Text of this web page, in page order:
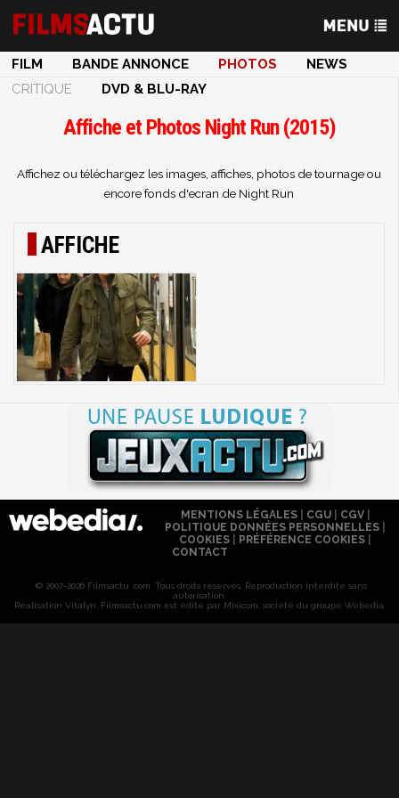
FILM BANDE ANNONCE PHOTOS
NEWS
CRITIQUE
DVD & BLU-RAY
Affiche et Photos Night Run (2015)
Affichez ou téléchargez les images, affiches, photos de tournage ou
encore fonds d'ecran de Night Run
AFFICHE
MENTIONS LÉGALES| CGU| CGV|
POLITIQUE DONNÉES PERSONNELLES
COOKIES
PRÉFÉRENCE COOKIES
CONTACT
© 2007-2026 Filmsactu .com. Tous droits réservés. Reproduction interdite sans
autorisation.
Réalisation Vitalyn . Filmsactu .com est édité par Mixicom, société du groupe Webedia.